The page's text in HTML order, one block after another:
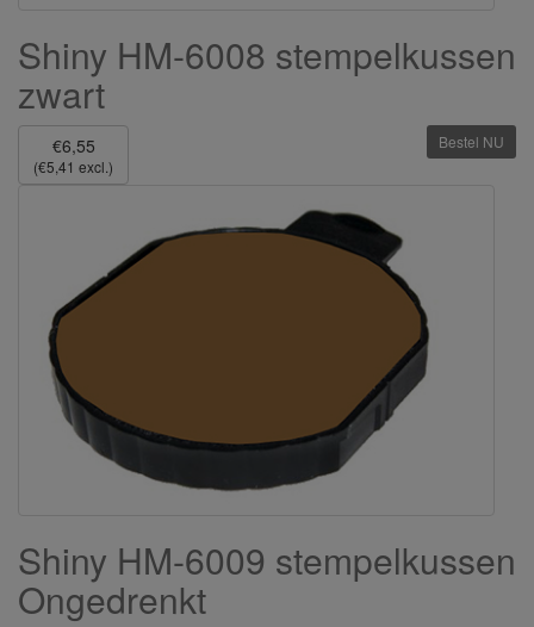
Shiny HM-6008 stempelkussen
zwart
€6,55
(€5,41 excl.)
Bestel NU
Shiny HM-6009 stempelkussen
Ongedrenkt